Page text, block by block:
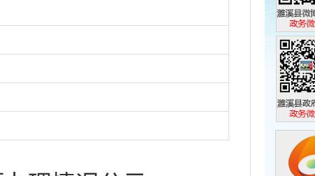
濉溪县政
政务微博
濉溪县政
政务微信